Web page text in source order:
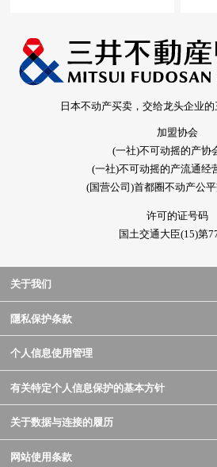
日本不动产买卖，交给龙头企业
加盟协会
(一社)不可动摇的产协
(一社)不可动摇的产流通经
(国营公司)首都圈不动产公
许可的证号码
国土交通大臣(15)第
关于我们
隱私保护条款
个人信息使用管理
有关特定个人信息保护的基本方针
关于数据与连接的履历
网站使用条款